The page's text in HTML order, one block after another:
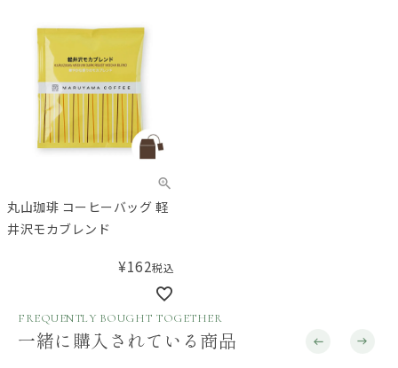
丸山珈琲 コーヒーバッグ 軽
井沢モカブレンド
¥162税込
FREQUENTLY BOUGHT TOGETHER
一緒に購入されている商品